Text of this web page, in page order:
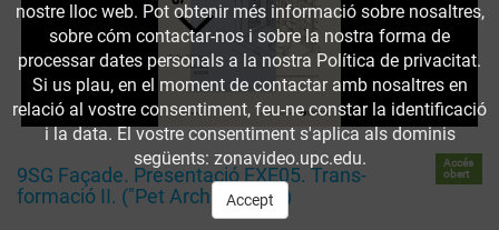
9SG Façade. Presentació EXE05. Trans-
formació II. ("Pet Architecture")
Accés
obert
nostre lloc web. Pot obtenir més informació sobre nosaltres,
sobre cóm contactar-nos i sobre la nostra forma de
processar dates personals a la nostra Política de privacitat.
Si us plau, en el moment de contactar amb nosaltres en
relació al vostre consentiment, feu-ne constar la identificació
i la data. El vostre consentiment s'aplica als dominis
següents: zonavideo.upc.edu.
Accept